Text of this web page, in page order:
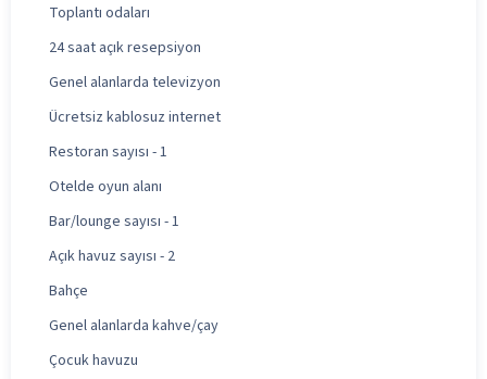
Toplantı odaları
24 saat açık resepsiyon
Genel alanlarda televizyon
Ücretsiz kablosuz internet
Restoran sayısı - 1
Otelde oyun alanı
Bar/lounge sayısı - 1
Açık havuz sayısı - 2
Bahçe
Genel alanlarda kahve/çay
Çocuk havuzu